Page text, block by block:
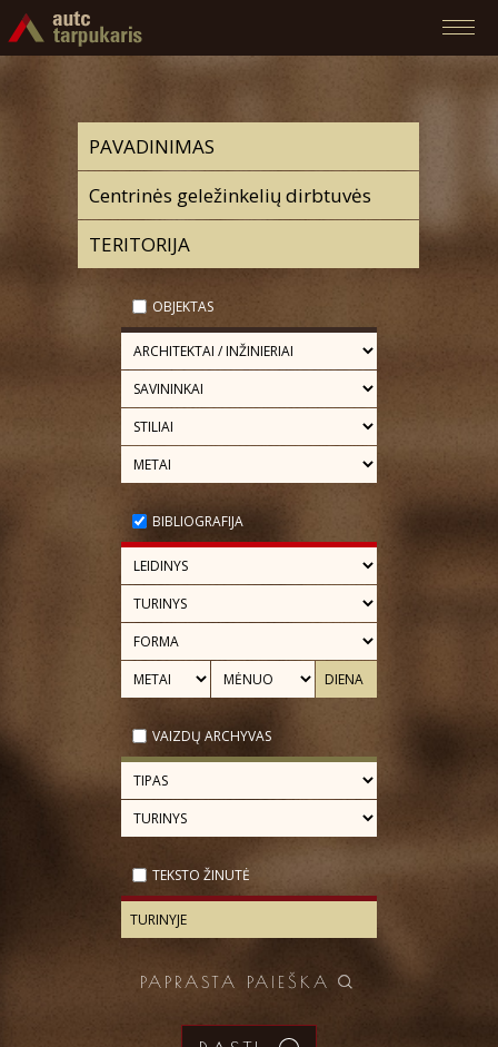
OBJEKTAS
BIBLIOGRAFIJA
VAIZDŲ ARCHYVAS
TEKSTO ŽINUTĖ
PAPRASTA PAIEŠKA